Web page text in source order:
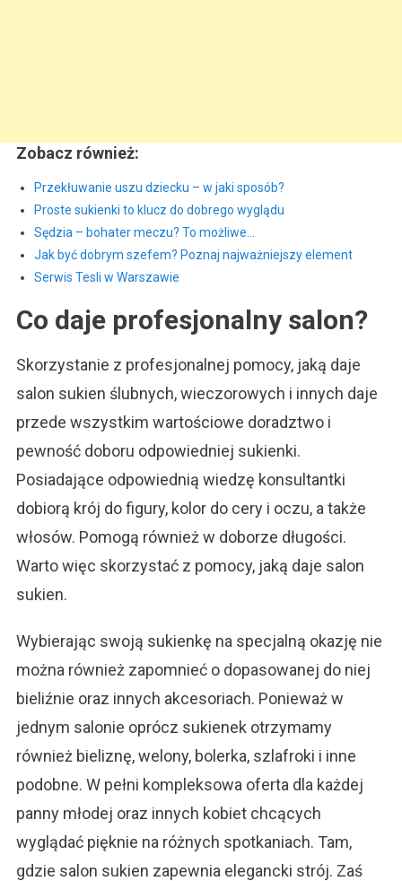
Zobacz również:
Przekłuwanie uszu dziecku – w jaki sposób?
Proste sukienki to klucz do dobrego wyglądu
Sędzia – bohater meczu? To możliwe…
Jak być dobrym szefem? Poznaj najważniejszy element
Serwis Tesli w Warszawie
Co daje profesjonalny salon?
Skorzystanie z profesjonalnej pomocy, jaką daje
salon sukien ślubnych, wieczorowych i innych daje
przede wszystkim wartościowe doradztwo i
pewność doboru odpowiedniej sukienki.
Posiadające odpowiednią wiedzę konsultantki
dobiorą krój do figury, kolor do cery i oczu, a także
włosów. Pomogą również w doborze długości.
Warto więc skorzystać z pomocy, jaką daje salon
sukien.
Wybierając swoją sukienkę na specjalną okazję nie
można również zapomnieć o dopasowanej do niej
bieliźnie oraz innych akcesoriach. Ponieważ w
jednym salonie oprócz sukienek otrzymamy
również bieliznę, welony, bolerka, szlafroki i inne
podobne. W pełni kompleksowa oferta dla każdej
panny młodej oraz innych kobiet chcących
wyglądać pięknie na różnych spotkaniach. Tam,
gdzie salon sukien zapewnia elegancki strój. Zaś